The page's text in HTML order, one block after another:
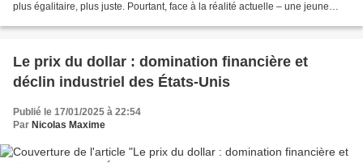
plus égalitaire, plus juste. Pourtant, face à la réalité actuelle – une jeune
Le prix du dollar : domination financière et
déclin industriel des États-Unis
Publié le 17/01/2025 à 22:54
Par Nicolas Maxime